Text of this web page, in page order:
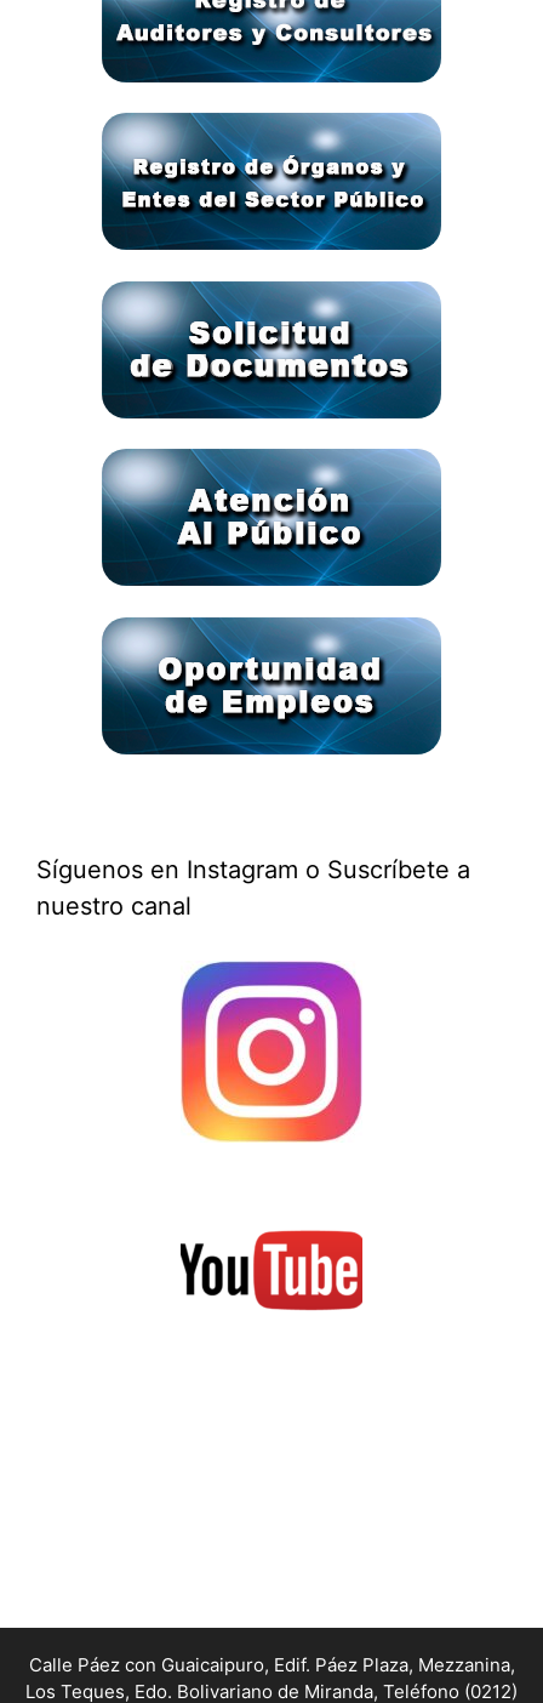
Síguenos en Instagram o Suscríbete a
nuestro canal
Calle Páez con Guaicaipuro, Edif. Páez Plaza, Mezzanina,
Los Teques, Edo. Bolivariano de Miranda, Teléfono (0212)